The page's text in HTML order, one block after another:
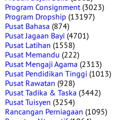
Program Consignment(3023)
Program Dropship (13197)
Pusat Bahasa (874)
Pusat Jagaan Bayi (4701)
Pusat Latihan (1558)
Pusat Memandu (222)
Pusat Mengaji Agama (2313)
Pusat Pendidikan Tinggi (1013)
Pusat Rawatan (928)
Pusat Tadika & Taska (3442)
Pusat Tuisyen (3254)
Rancangan Perniagaan (1095)